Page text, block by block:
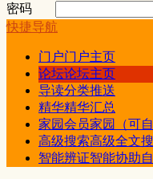
密码
快捷导航
门户门户主页
论坛论坛主页
导读分类推送
精华精华汇总
家园会员家园（可
高级搜索高级全文
智能辨证智能协助